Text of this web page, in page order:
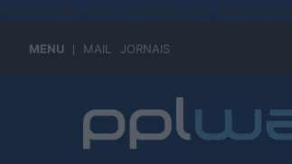
MENU MAIL JORNAIS